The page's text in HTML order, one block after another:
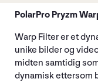
PolarPro Pryzm
Warp Filter er et
unike bilder og
midten samtidig
dynamisk ettersom